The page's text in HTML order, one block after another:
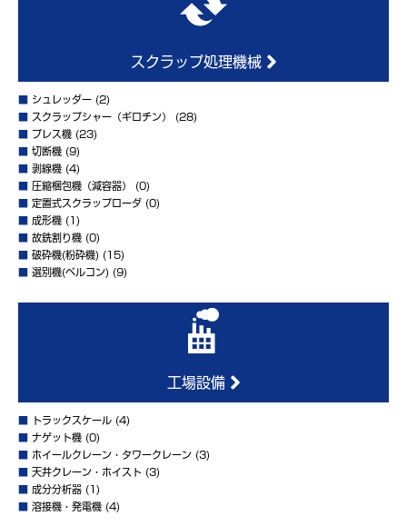
スクラップ処理機械
シュレッダー (2)
スクラップシャー（ギロチン）
(28)
プレス機 (23)
切断機 (9)
剥線機 (4)
圧縮梱包機（減容器）
(0)
定置式スクラップローダ (0)
成形機 (1)
故銑割り機 (0)
破砕機(粉砕機) (15)
選別機(ベルコン) (9)
工場設備
トラックスケール (4)
ナゲット機 (0)
ホイールクレーン・タワークレーン (3)
天井クレーン・ホイスト (3)
成分分析器 (1)
溶接機・発電機 (4)